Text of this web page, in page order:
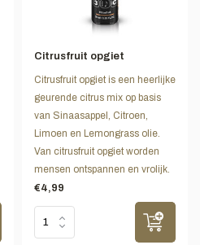
Citrusfruit opgiet
Citrusfruit opgiet is een heerlijke
geurende citrus mix op basis
van Sinaasappel, Citroen,
Limoen en Lemongrass olie.
Van citrusfruit opgiet worden
mensen ontspannen en vrolijk.
€4,99